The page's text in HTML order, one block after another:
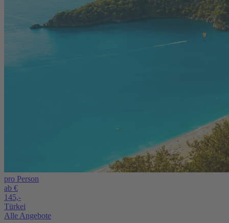
pro Person
ab €
145,-
Türkei
Alle Angebote